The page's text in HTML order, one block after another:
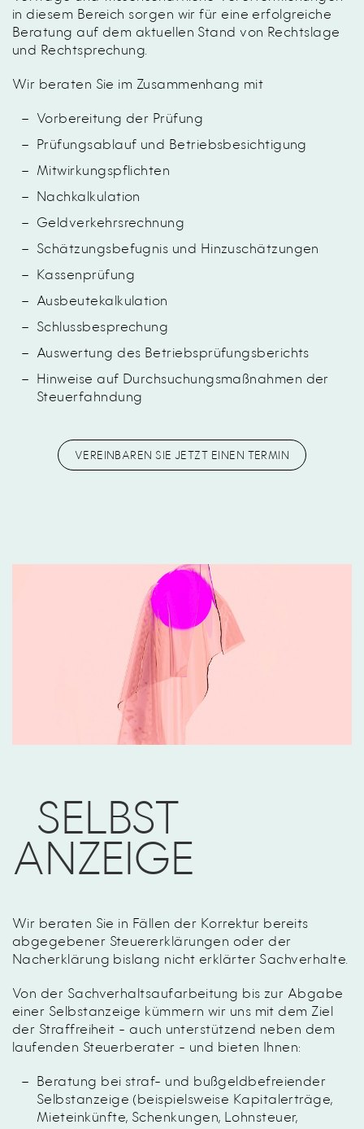
in diesem Bereich sorgen wir für eine erfolgreiche
Beratung auf dem aktuellen Stand von Rechtslage
und Rechtsprechung.
Wir beraten Sie im Zusammenhang mit
Vorbereitung der Prüfung
Prüfungsablauf und Betriebsbesichtigung
Mitwirkungspflichten
Nachkalkulation
Geldverkehrsrechnung
Schätzungsbefugnis und Hinzuschätzungen
Kassenprüfung
Ausbeutekalkulation
Schlussbesprechung
Auswertung des Betriebsprüfungsberichts
Hinweise auf Durchsuchungsmaßnahmen der
Steuerfahndung
VEREINBAREN SIE JETZT EINEN TERMIN
SELBST
ANZEIGE
Wir beraten Sie in Fällen der Korrektur bereits
abgegebener Steuererklärungen oder der
Nacherklärung bislang nicht erklärter Sachverhalte.
Von der Sachverhaltsaufarbeitung bis zur Abgabe
einer Selbstanzeige kümmern wir uns mit dem Ziel
der Straffreiheit - auch unterstützend neben dem
laufenden Steuerberater - und bieten Ihnen:
Beratung bei straf- und bußgeldbefreiender
Selbstanzeige (beispielsweise Kapitalerträge,
Mieteinkünfte, Schenkungen, Lohnsteuer,